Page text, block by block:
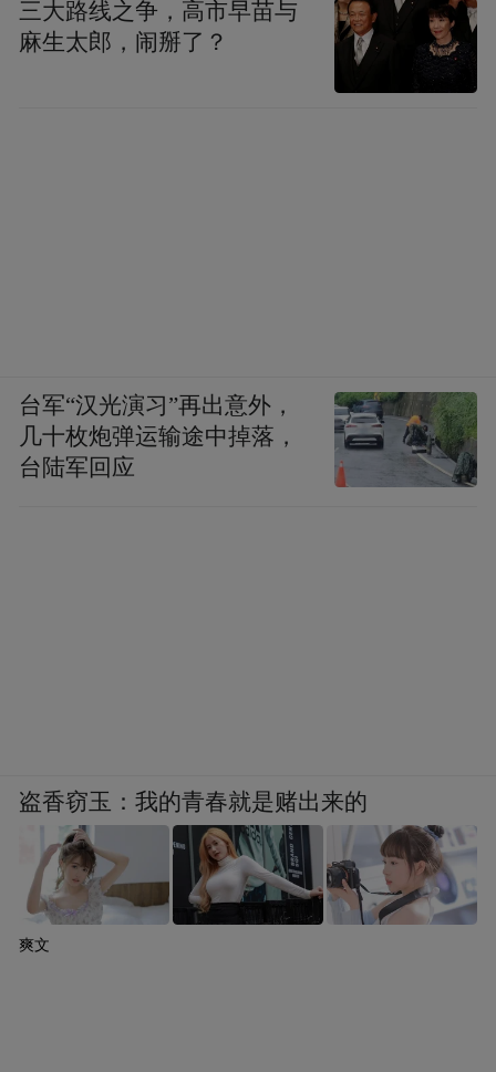
三大路线之争，高市早苗与
麻生太郎，闹掰了？
台军“汉光演习”再出意外，
几十枚炮弹运输途中掉落，
台陆军回应
盗香窃玉：我的青春就是赌出来的
爽文